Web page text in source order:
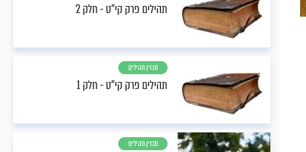
תהילים פרק קי"ט - חלק 2
מגזין תהילים
תהילים פרק קי"ט - חלק 1
מגזין תהילים